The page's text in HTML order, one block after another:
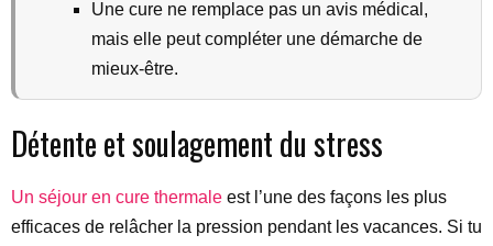
Une cure ne remplace pas un avis médical,
mais elle peut compléter une démarche de
mieux-être.
Détente et soulagement du stress
Un séjour en cure thermale est l’une des façons les plus
efficaces de relâcher la pression pendant les vacances. Si tu